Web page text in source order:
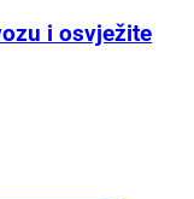
i osvježite